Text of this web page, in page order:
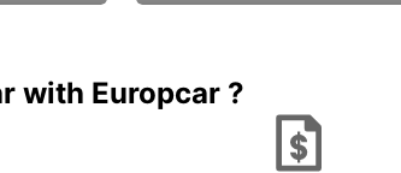
with Europcar ?